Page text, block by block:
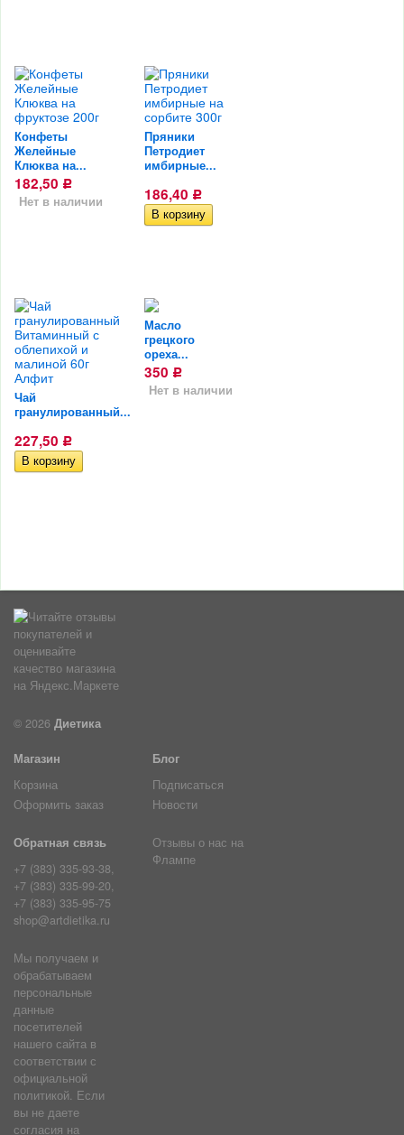
Конфеты
Желейные
Клюква на...
182,50 Р
Нет в наличии
Пряники
Петродиет
имбирные...
186,40 Р
Чай
гранулированный...
227,50 Р
Масло
грецкого
ореха...
350 Р
Нет в наличии
© 2026 Диетика
Магазин
Корзина
Оформить заказ
Блог
Подписаться
Новости
Обратная связь
+7 (383) 335-93-38,
+7 (383) 335-99-20,
+7 (383) 335-95-75
shop@artdietika.ru
Отзывы о нас на
Флампе
Мы получаем и
обрабатываем
персональные
данные
посетителей
нашего сайта в
соответствии с
официальной
политикой. Если
вы не даете
согласия на